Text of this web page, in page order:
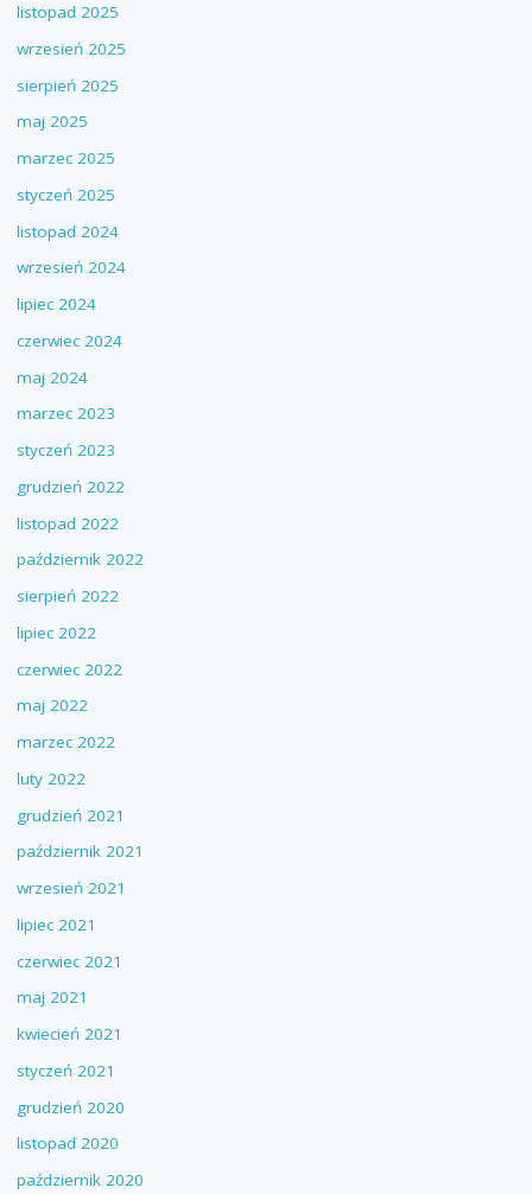
listopad 2025
wrzesień 2025
sierpień 2025
maj 2025
marzec 2025
styczeń 2025
listopad 2024
wrzesień 2024
lipiec 2024
czerwiec 2024
maj 2024
marzec 2023
styczeń 2023
grudzień 2022
listopad 2022
październik 2022
sierpień 2022
lipiec 2022
czerwiec 2022
maj 2022
marzec 2022
luty 2022
grudzień 2021
październik 2021
wrzesień 2021
lipiec 2021
czerwiec 2021
maj 2021
kwiecień 2021
styczeń 2021
grudzień 2020
listopad 2020
październik 2020